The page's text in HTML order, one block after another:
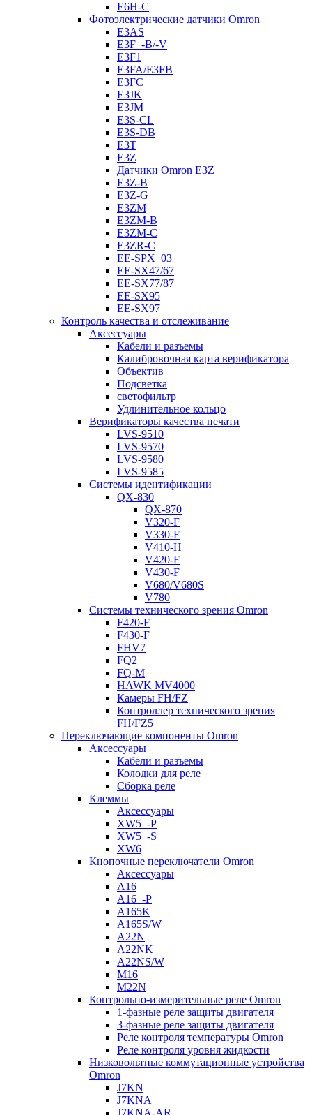
E6H-C
Фотоэлектрические датчики Omron
E3AS
E3F_-B/-V
E3F1
E3FA/E3FB
E3FC
E3JK
E3JM
E3S-CL
E3S-DB
E3T
E3Z
Датчики Omron E3Z
E3Z-B
E3Z-G
E3ZM
E3ZM-B
E3ZM-C
E3ZR-C
EE-SPX_03
EE-SX47/67
EE-SX77/87
EE-SX95
EE-SX97
Контроль качества и отслеживание
Аксессуары
Кабели и разъемы
Калибровочная карта верификатора
Объектив
Подсветка
светофильтр
Удлинительное кольцо
Верификаторы качества печати
LVS-9510
LVS-9570
LVS-9580
LVS-9585
Системы идентификации
QX-830
QX-870
V320-F
V330-F
V410-H
V420-F
V430-F
V680/V680S
V780
Системы технического зрения Omron
F420-F
F430-F
FHV7
FQ2
FQ-M
HAWK MV4000
Камеры FH/FZ
Контроллер технического зрения
FH/FZ5
Переключающие компоненты Omron
Аксессуары
Кабели и разъемы
Колодки для реле
Сборка реле
Клеммы
Аксессуары
XW5_-P
XW5_-S
XW6
Кнопочные переключатели Omron
Аксессуары
A16
A16_-P
A165K
A165S/W
A22N
A22NK
A22NS/W
M16
M22N
Контрольно-измерительные реле Omron
1-фазные реле защиты двигателя
3-фазные реле защиты двигателя
Реле контроля температуры Omron
Реле контроля уровня жидкости
Низковольтные коммутационные устройства
Omron
J7KN
J7KNA
J7KNA-AR